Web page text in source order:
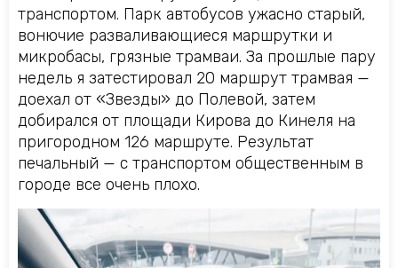
транспортом. Парк автобусов ужасно старый,
вонючие разваливающиеся маршрутки и
микробасы, грязные трамваи. За прошлые пару
недель я затестировал 20 маршрут трамвая —
доехал от «Звезды» до Полевой, затем
добирался от площади Кирова до Кинеля на
пригородном 126 маршруте. Результат
печальный — с транспортом общественным в
городе все очень плохо.